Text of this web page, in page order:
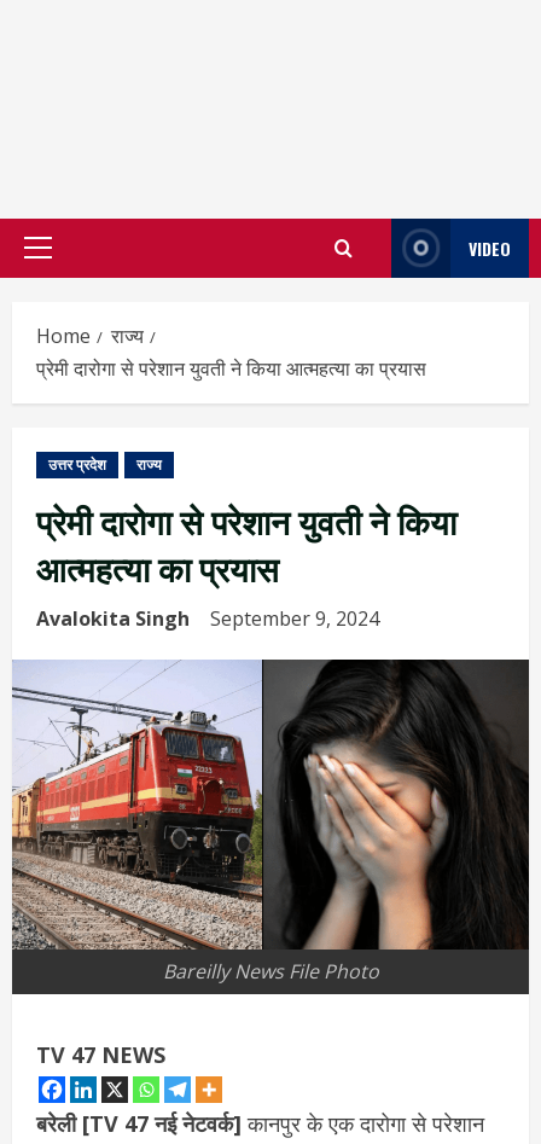
Primary
VIDEO
Home
राज्य
प्रेमी दारोगा से परेशान युवती ने किया आत्महत्या का प्रयास
उत्तर प्रदेश राज्य
प्रेमी दारोगा से परेशान युवती ने किया
आत्महत्या का प्रयास
Avalokita Singh September 9, 2024
Bareilly News File Photo
TV 47 NEWS
बरेली [TV 47 नई नेटवर्क] कानपुर के एक दारोगा से परेशान